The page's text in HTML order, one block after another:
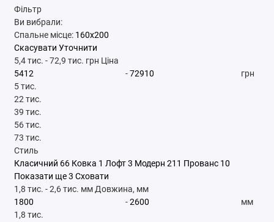
Фільтр
Ви вибрали:
Спальне місце: 160x200
Скасувати Уточнити
5,4 тис. -72,9 тис. грн Ціна
-
грн
5 тис.
22 тис.
39 тис.
56 тис.
73 тис.
Стиль
Класичний 66 Ковка 1 Лофт 3 Модерн 211 Прованс 10
Показати ще 3 Сховати
1,8 тис. -2,6 тис. ммДовжина, мм
-
мм
1,8 тис.